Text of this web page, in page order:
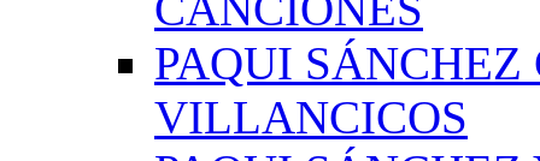
PAQUI
VILLANCICOS